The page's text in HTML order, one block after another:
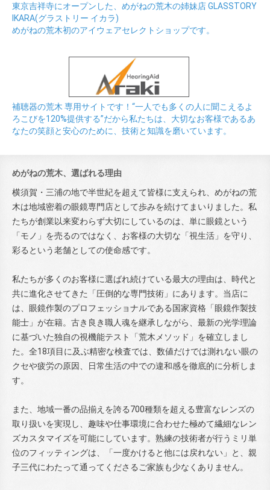
東京吉祥寺にオープンした、めがねの荒木の姉妹店 GLASSTORY
IKARA(グラストリー イカラ)
めがねの荒木初のアイウェアセレクトショップです。
補聴器の荒木 専用サイトです！“一人でも多くの人に聞こえるよ
ろこびを120%提供する”だから私たちは、大切なお客様であるあ
なたの笑顔と安心のために、技術と知識を磨いています。
めがねの荒木、選ばれる理由
横須賀・三浦の地で半世紀を超えて皆様に支えられ、めがねの荒
木は地域密着の眼鏡専門店として歩みを続けてまいりました。私
たちが創業以来変わらず大切にしているのは、単に眼鏡という
「モノ」を売るのではなく、お客様の大切な「視生活」を守り、
彩るという老舗としての使命感です。
私たちが多くのお客様に選ばれ続けている最大の理由は、時代と
共に進化させてきた「圧倒的な専門技術」にあります。当店に
は、眼鏡作製のプロフェッショナルである国家資格「眼鏡作製技
能士」が在籍。古き良き職人魂を継承しながら、最新の光学理論
に基づいた独自の視機能テスト「荒木メソッド」を確立しまし
た。全18項目に及ぶ精密な検査では、数値だけでは測れない眼の
クセや疲労の原因、日常生活の中での違和感を徹底的に分析しま
す。
また、地域一番の品揃えを誇る700種類を超える豊富なレンズの
取り扱いを実現し、趣味や仕事環境に合わせた極めて繊細なレン
ズカスタマイズを可能にしています。熟練の技術者が行うミリ単
位のフィッティングは、「一度かけると他には戻れない」と、親
子三代にわたって通ってくださるご家族も少なくありません。